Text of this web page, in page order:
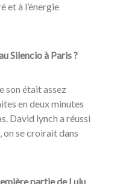
et à l’énergie
Silencio à Paris ?
son était assez
en deux minutes
David lynch a réussi
on se croirait dans
partie de Lulu